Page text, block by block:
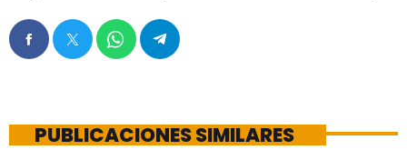
PUBLICACIONES SIMILARES